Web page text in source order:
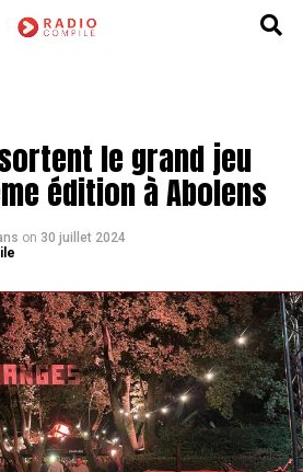
le grand jeu
édition à Abolens
on 30 juillet 2024